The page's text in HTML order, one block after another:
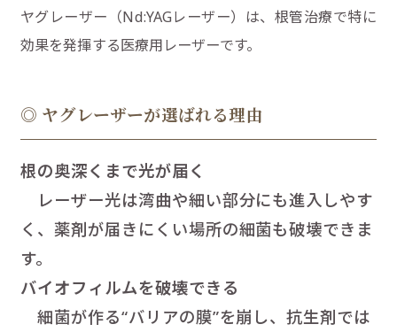
ヤグレーザー（Nd:YAGレーザー）は、根管治療で特に
効果を発揮する医療用レーザーです。
◎ ヤグレーザーが選ばれる理由
根の奥深くまで光が届く
レーザー光は湾曲や細い部分にも進入しやす
く、薬剤が届きにくい場所の細菌も破壊できま
す。
バイオフィルムを破壊できる
細菌が作る“バリアの膜”を崩し、抗生剤では